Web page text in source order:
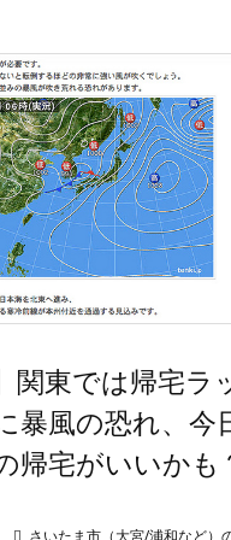
関東では帰宅ラ
暴風の恐れ、今
帰宅がいいかも
 さいたま市（大宮/浦和など）